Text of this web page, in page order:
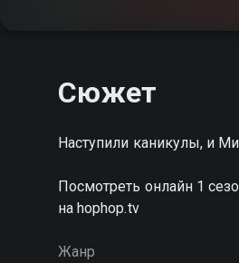
Сюжет
Наступили каникулы, и
Посмотреть онлайн 1
на hophop.tv
Жанр